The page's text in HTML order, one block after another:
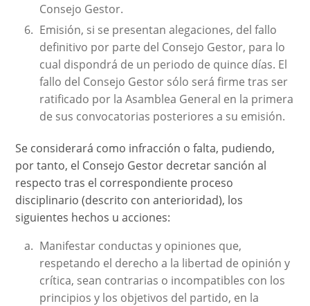
Consejo Gestor.
Emisión, si se presentan alegaciones, del fallo
definitivo por parte del Consejo Gestor, para lo
cual dispondrá de un periodo de quince días. El
fallo del Consejo Gestor sólo será firme tras ser
ratificado por la Asamblea General en la primera
de sus convocatorias posteriores a su emisión.
Se considerará como infracción o falta, pudiendo,
por tanto, el Consejo Gestor decretar sanción al
respecto tras el correspondiente proceso
disciplinario (descrito con anterioridad), los
siguientes hechos u acciones:
Manifestar conductas y opiniones que,
respetando el derecho a la libertad de opinión y
crítica, sean contrarias o incompatibles con los
principios y los objetivos del partido, en la